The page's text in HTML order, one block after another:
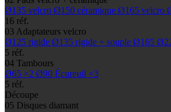
Ø135 velcro Ø150 céramique Ø165 velcro
16 réf.
03 Adaptateurs velcro
Ø125 rigide Ø135 rigide + souple Ø165
5 réf.
04 Tambours
Ø65 ×2 Ø90 Écureuil ×3
5 réf.
Découpe
05 Disques diamant